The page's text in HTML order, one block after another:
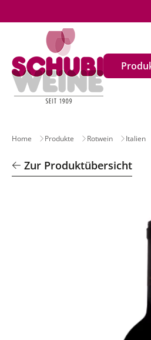
Home Produkte Rotwein Italien
Zur Produktübersicht